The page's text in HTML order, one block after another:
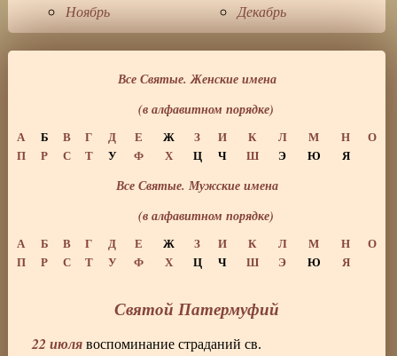
Ноябрь Декабрь
Все Святые. Женские имена
(в алфавитном порядке)
А Б В Г Д Е Ж З И К Л М Н
О
П
Р С Т У Ф Х Ц Ч Ш Э Ю Я
Все Святые. Мужские имена
(в алфавитном порядке)
А Б В Г Д Е Ж З И К Л М Н
О
П
Р С Т У Ф Х Ц Ч Ш Э Ю Я
Святой Патермуфий
22 июля воспоминание страданий св.